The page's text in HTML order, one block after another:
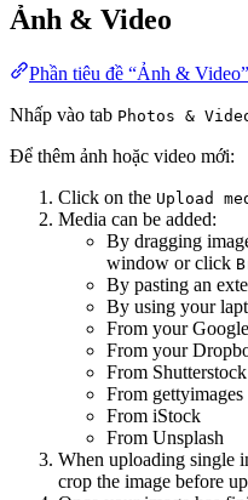
Ảnh & Video
Phần tiêu đề “Ảnh & Video”
Nhấp vào tab Photos &
Để thêm ảnh hoặc video mới:
Click on the Upload
Media can be added:
By dragging
window or click
By pasting an
By using your
From your
From your
From Shutterstock
From gettyimages
From iStock
From Unsplash
When uploading single
crop the image before